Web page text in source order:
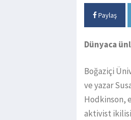
Paylaş
Dünyaca
Boğaziçi
ve yazar
Hodkinson,
aktivist ikilisi